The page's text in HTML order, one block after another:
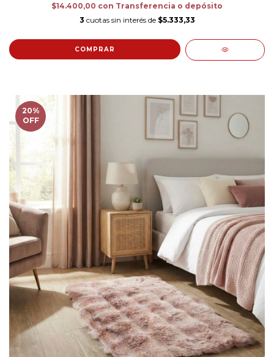
$14.400,00 con Transferencia o depósito
3 cuotas sin interés de $5.333,33
COMPRAR
20%
OFF